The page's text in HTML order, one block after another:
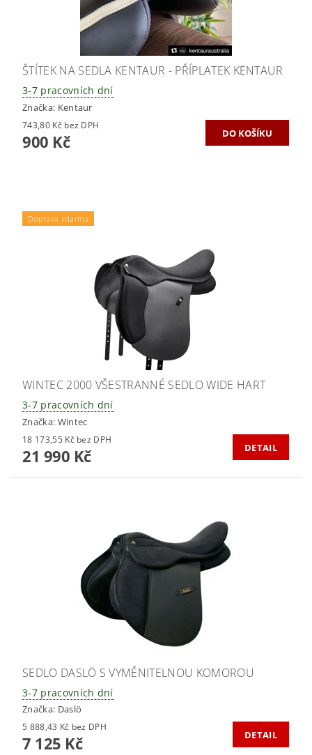
ŠTÍTEK NA SEDLA KENTAUR - PŘÍPLATEK KENTAUR
3-7 pracovních dní
Značka: Kentaur
743,80 Kč bez DPH
900 Kč
Doprava zdarma
WINTEC 2000 VŠESTRANNÉ SEDLO WIDE HART
3-7 pracovních dní
Značka: Wintec
18 173,55 Kč bez DPH
21 990 Kč DETAIL
SEDLO DASLÖ S VYMĚNITELNOU KOMOROU
3-7 pracovních dní
Značka: Daslö
5 888,43 Kč bez DPH
7 125 Kč DETAIL